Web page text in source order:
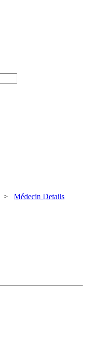
> Médecin Details